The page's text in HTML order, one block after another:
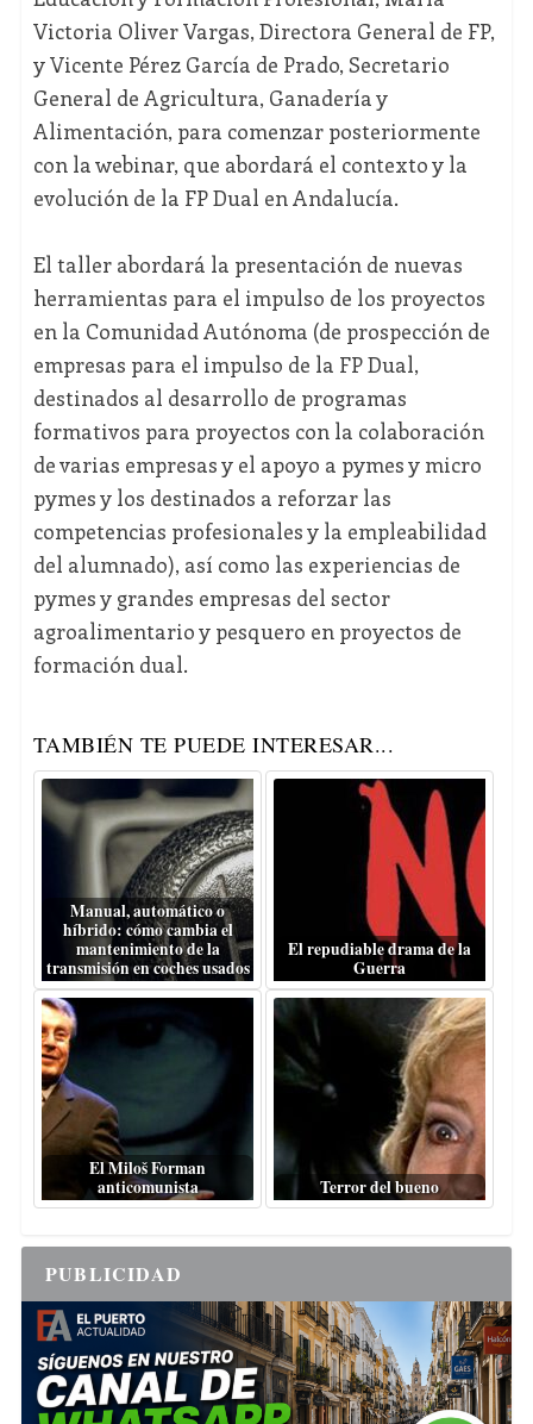
Victoria Oliver Vargas, Directora General de FP,
y Vicente Pérez García de Prado, Secretario
General de Agricultura, Ganadería y
Alimentación, para comenzar posteriormente
con la webinar, que abordará el contexto y la
evolución de la FP Dual en Andalucía.
El taller abordará la presentación de nuevas
herramientas para el impulso de los proyectos
en la Comunidad Autónoma (de prospección de
empresas para el impulso de la FP Dual,
destinados al desarrollo de programas
formativos para proyectos con la colaboración
de varias empresas y el apoyo a pymes y micro
pymes y los destinados a reforzar las
competencias profesionales y la empleabilidad
del alumnado), así como las experiencias de
pymes y grandes empresas del sector
agroalimentario y pesquero en proyectos de
formación dual.
TAMBIÉN TE PUEDE INTERESAR...
Manual, automático o
híbrido: cómo cambia el
mantenimiento de la
transmisión en coches usados
El repudiable drama de la
Guerra
El Miloš Forman
anticomunista
Terror del bueno
PUBLICIDAD